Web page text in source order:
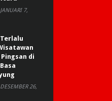
JANUARI 7,
di
DESEMBER 26,